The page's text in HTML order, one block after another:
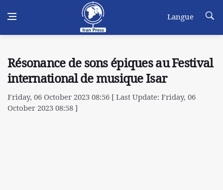
Langue
Résonance de sons épiques au Festival
international de musique Isar
Friday, 06 October 2023 08:56 [ Last Update: Friday, 06
October 2023 08:58 ]